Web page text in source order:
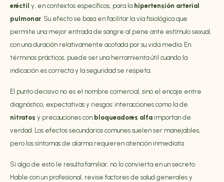
eréctil y, en contextos específicos, para la hipertensión arterial
pulmonar . Su efecto se basa en facilitar la vía fisiológica que
permite una mejor entrada de sangre al pene ante estímulo sexual,
con una duración relativamente acotada por su vida media. En
términos prácticos, puede ser una herramienta útil cuando la
indicación es correcta y la seguridad se respeta.
El punto decisivo no es el nombre comercial, sino el encaje entre
diagnóstico, expectativas y riesgos: interacciones como la de
nitratos y precauciones con bloqueadores alfa importan de
verdad. Los efectos secundarios comunes suelen ser manejables,
pero los síntomas de alarma requieren atención inmediata.
Si algo de esto le resulta familiar, no lo convierta en un secreto.
Hable con un profesional, revise factores de salud generales y